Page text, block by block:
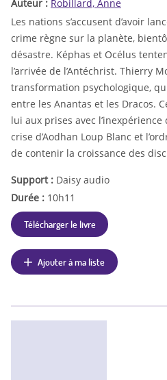
Auteur : Robillard, Anne
Les nations s’accusent d’avoir
crime règne sur la planète,
désastre. Képhas et Océlus
l’arrivée de l’Antéchrist. Thierry
transformation psychologique,
entre les Anantas et les Dracos.
lui aux prises avec l’inexpérience
crise d’Aodhan Loup Blanc et
de contenir la croissance des
Support : Daisy audio
Durée : 10h11
Télécharger le livre
Ajouter à ma liste